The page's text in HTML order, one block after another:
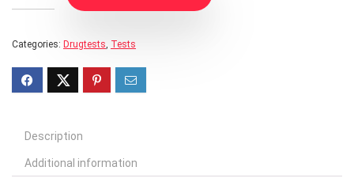
Categories: Drugtests, Tests
Description
Additional information